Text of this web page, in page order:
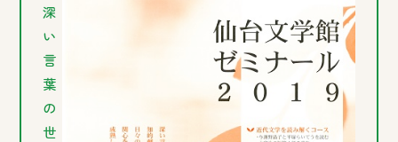
深
い
言
葉
の
世